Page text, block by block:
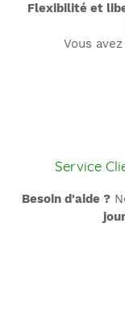
Flexibilité et
Vous avez
Service
Besoin d'aide ?